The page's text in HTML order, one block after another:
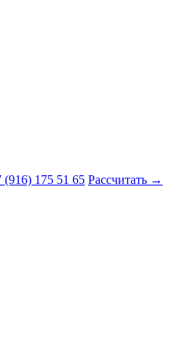
(916) 175 51 65 Рассчитать →